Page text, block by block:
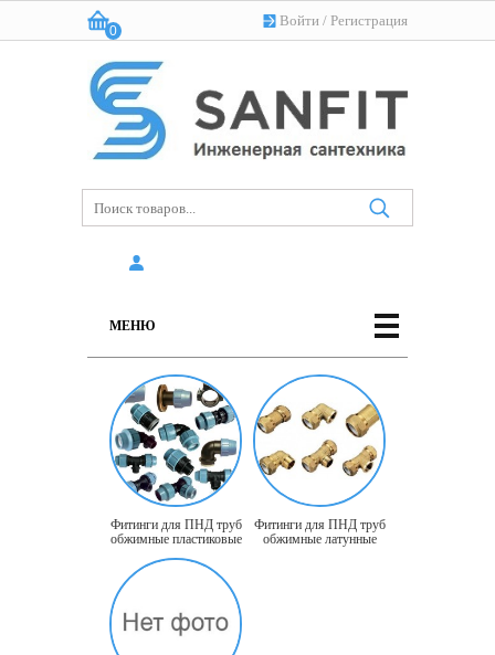
Войти / Регистрация
Корзина:
0
(пусто)
МЕНЮ
Фитинги для ПНД труб
обжимные пластиковые
Фитинги для ПНД труб
обжимные латунные